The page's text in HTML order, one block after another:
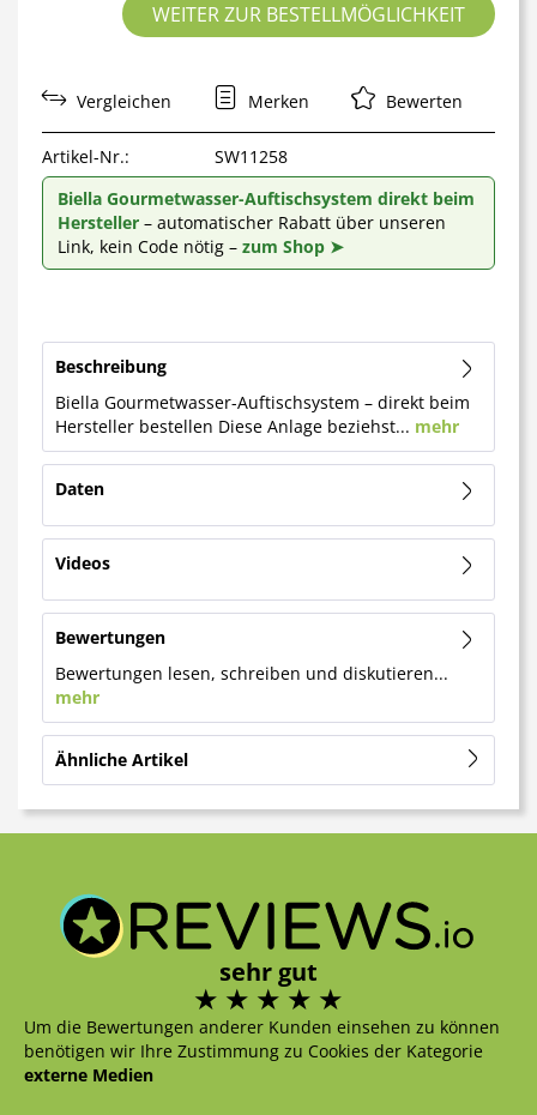
WEITER ZUR BESTELLMÖGLICHKEIT
Vergleichen Merken Bewerten
Artikel-Nr.:
SW11258
Biella Gourmetwasser-Auftischsystem direkt beim
Hersteller – automatischer Rabatt über unseren
Link, kein Code nötig – zum Shop ➤
Beschreibung
Biella Gourmetwasser-Auftischsystem – direkt beim
Hersteller bestellen Diese Anlage beziehst... mehr
Daten
Videos
Bewertungen
Bewertungen lesen, schreiben und diskutieren...
mehr
Ähnliche Artikel
sehr gut
Um die Bewertungen anderer Kunden einsehen zu können
benötigen wir Ihre Zustimmung zu Cookies der Kategorie
externe Medien